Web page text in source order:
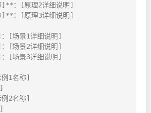
：[原理2详细说明]
：[原理3详细说明]
[场景1详细说明]
[场景2详细说明]
[场景3详细说明]
1名称]
2名称]